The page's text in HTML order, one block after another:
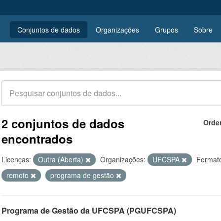
Conjuntos de dados Organizações Grupos Sobre
2 conjuntos de dados
encontrados
Licenças: Outra (Aberta) Organizações: UFCSPA
remoto
programa de gestão
Programa de Gestão da UFCSPA (PGUFCSPA)